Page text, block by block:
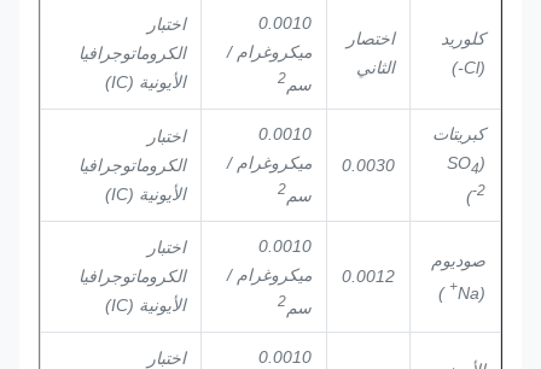
كلوريد
(Cl-)
اختصار
الثاني
0.0010
ميكروغرام /
سم2
اختبار
الكروماتوجرافيا
الأيونية (IC)
كبريتات
(SO
4
2-
)
0.0030
0.0010
ميكروغرام /
سم2
اختبار
الكروماتوجرافيا
الأيونية (IC)
صوديوم
(Na
+
)
0.0012
0.0010
ميكروغرام /
سم2
اختبار
الكروماتوجرافيا
الأيونية (IC)
0.0010 اختبار